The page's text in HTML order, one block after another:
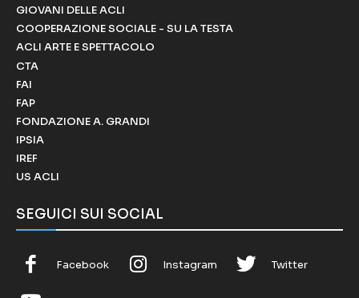
GIOVANI DELLE ACLI
COOPERAZIONE SOCIALE - SU LA TESTA
ACLI ARTE E SPETTACOLO
CTA
FAI
FAP
FONDAZIONE A. GRANDI
IPSIA
IREF
US ACLI
SEGUICI SUI SOCIAL
Facebook Instagram Twitter